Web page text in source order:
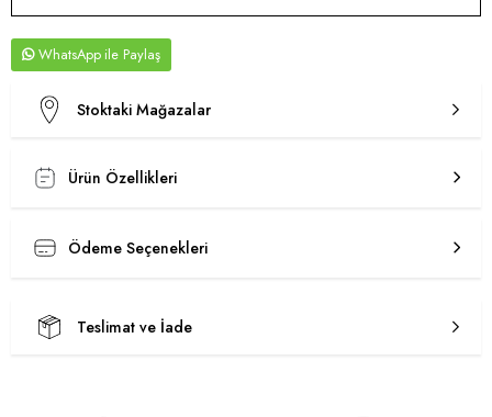
WhatsApp
Stoktaki Mağazalar
Ürün Özellikleri
Ödeme Seçenekleri
Teslimat ve İade